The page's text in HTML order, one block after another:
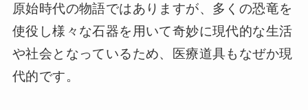
原始時代の物語ではありますが、多くの恐竜を
使役し様々な石器を用いて奇妙に現代的な生活
や社会となっているため、医療道具もなぜか現
代的です。